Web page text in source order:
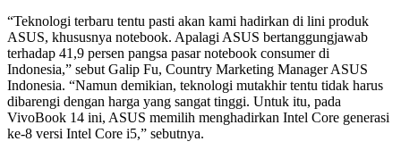
“Teknologi terbaru tentu pasti akan kami hadirkan di lini produk
ASUS, khususnya notebook. Apalagi ASUS bertanggungjawab
terhadap 41,9 persen pangsa pasar notebook consumer di
Indonesia,” sebut Galip Fu, Country Marketing Manager ASUS
Indonesia. “Namun demikian, teknologi mutakhir tentu tidak harus
dibarengi dengan harga yang sangat tinggi. Untuk itu, pada
VivoBook 14 ini, ASUS memilih menghadirkan Intel Core generasi
ke-8 versi Intel Core i5,” sebutnya.